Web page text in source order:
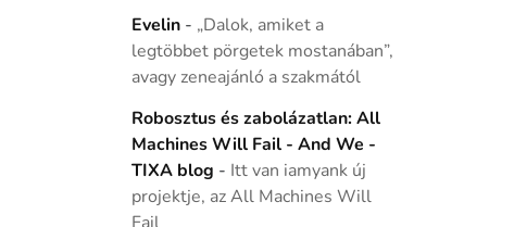
Evelin- „Dalok, amiket a
legtöbbet pörgetek mostanában”,
avagy zeneajánló a szakmától
Robosztus és zabolázatlan: All
Machines Will Fail - And We -
TIXA blog - Itt van iamyank új
projektje, az All Machines Will